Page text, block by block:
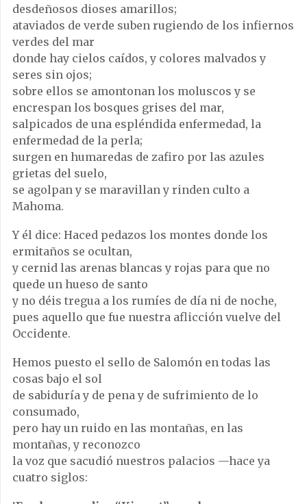
desdeñosos dioses amarillos;
ataviados de verde suben rugiendo de los infiernos
verdes del mar
donde hay cielos caídos, y colores malvados y
seres sin ojos;
sobre ellos se amontonan los moluscos y se
encrespan los bosques grises del mar,
salpicados de una espléndida enfermedad, la
enfermedad de la perla;
surgen en humaredas de zafiro por las azules
grietas del suelo,
se agolpan y se maravillan y rinden culto a
Mahoma.
Y él dice: Haced pedazos los montes donde los
ermitaños se ocultan,
y cernid las arenas blancas y rojas para que no
quede un hueso de santo
y no déis tregua a los rumíes de día ni de noche,
pues aquello que fue nuestra aflicción vuelve del
Occidente.
Hemos puesto el sello de Salomón en todas las
cosas bajo el sol
de sabiduría y de pena y de sufrimiento de lo
consumado,
pero hay un ruido en las montañas, en las
montañas, y reconozco
la voz que sacudió nuestros palacios —hace ya
cuatro siglos: